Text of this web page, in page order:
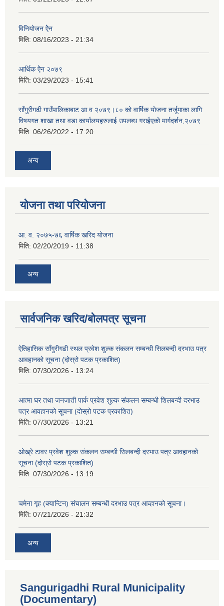
विनियोजन ऐेन
मिति: 08/16/2023 - 21:34
आर्थिक ऐेन २०७९
मिति: 03/29/2023 - 15:41
साँगुरीगढी गाउँपालिकाबाट आ.व २०७९।८० को वार्षिक योजना तर्जूमाका लागि
विषयगत शाखा तथा वडा कार्यालयहरुलाई उपलब्ध गराईएको मार्गदर्शन,२०७९
मिति: 06/26/2022 - 17:20
अन्य
योजना तथा परियोजना
आ. व. २०७५-७६ वार्षिक खरिद योजना
मिति: 02/20/2019 - 11:38
अन्य
सार्वजनिक खरिद/बोलपत्र सूचना
ऐतिहासिक साँगुरीगढी स्थल प्रवेश शुल्क संकलन सम्बन्धी सिलबन्दी दरभाउ पत्र
आवहानको सूचना (दोस्रो पटक प्रकाशित)
मिति: 07/30/2026 - 13:24
आत्मा घर तथा जनजाती पार्क प्रवेश शुल्क संकलन सम्बन्धी शिलबन्दी दरभाउ
पत्र आवहानको सूचना (दोस्रो पटक प्रकाशित)
मिति: 07/30/2026 - 13:21
ओख्रे टावर प्रवेश शुल्क संकलन सम्बन्धी सिलबन्दी दरभाउ पत्र आवहानको
सूचना (दोस्रो पटक प्रकाशित)
मिति: 07/30/2026 - 13:19
चमेना गृह (क्यान्टिन) संचालन सम्बन्धी दरभाउ पत्र आव्हानको सूचना।
मिति: 07/21/2026 - 21:32
अन्य
Sangurigadhi Rural Municipality
(Documentary)